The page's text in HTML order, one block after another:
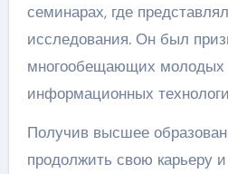
семинарах, где
исследования. Он был
многообещающих молодых
информационных
Получив высшее
продолжить свою карьеру